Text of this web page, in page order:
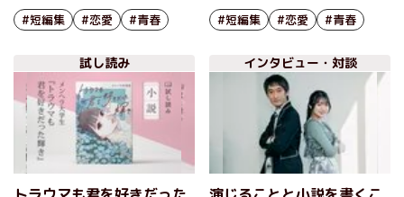
#短編集 #恋愛 #青春 #短編集 #恋愛 #青春
試し読み インタビュー・対談